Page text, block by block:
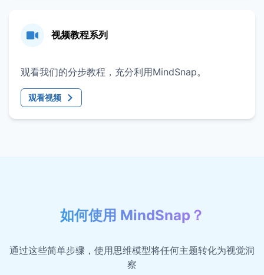
视频教程系列
观看我们的分步教程，充分利用MindSnap。
观看视频
如何使用 MindSnap？
通过这些简单步骤，使用思维模型将任何主题转化为视觉洞
察